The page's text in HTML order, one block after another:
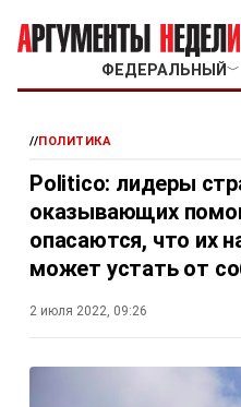
ФЕДЕРАЛЬНЫЙ ﹀
//ПОЛИТИКА
Politico: лидеры
оказывающих
опасаются, что их
может устать от
2 июля 2022, 09:26